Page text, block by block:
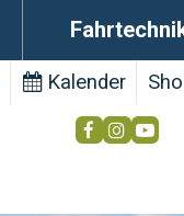
Kalender